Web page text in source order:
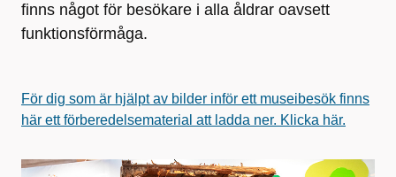
finns något för besökare i alla åldrar oavsett
funktionsförmåga.
För dig som är hjälpt av bilder inför ett museibesök finns
här ett förberedelsematerial att ladda ner. Klicka här.